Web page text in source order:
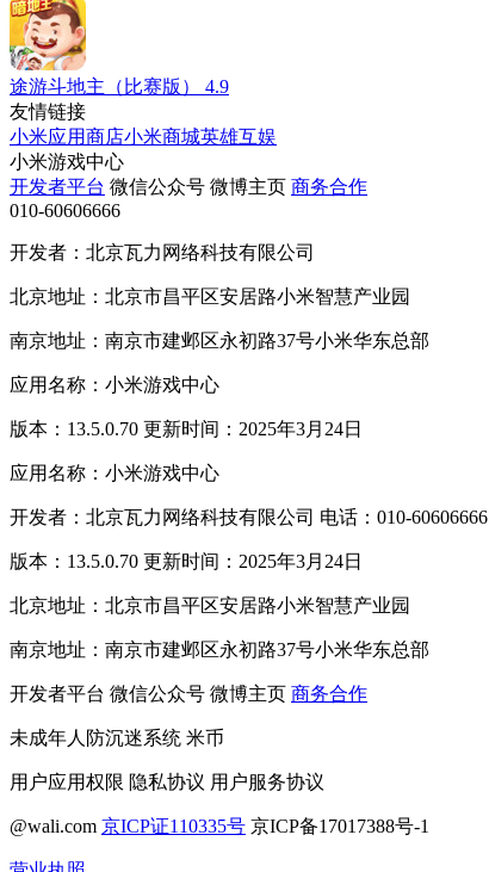
途游斗地主（比赛版）
4.9
友情链接
小米应用商店小米商城英雄互娱
小米游戏中心
开发者平台 微信公众号 微博主页 商务合作
010-60606666
开发者：北京瓦力网络科技有限公司
北京地址：北京市昌平区安居路小米智慧产业园
南京地址：南京市建邺区永初路37号小米华东总部
应用名称：小米游戏中心
版本：13.5.0.70 更新时间：2025年3月24日
应用名称：小米游戏中心
开发者：北京瓦力网络科技有限公司 电话：010-60606666
版本：13.5.0.70 更新时间：2025年3月24日
北京地址：北京市昌平区安居路小米智慧产业园
南京地址：南京市建邺区永初路37号小米华东总部
开发者平台 微信公众号 微博主页 商务合作
未成年人防沉迷系统 米币
用户应用权限 隐私协议 用户服务协议
@wali.com 京ICP证110335号 京ICP备17017388号-1